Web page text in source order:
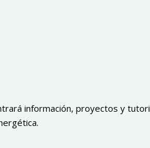
información, proyectos y